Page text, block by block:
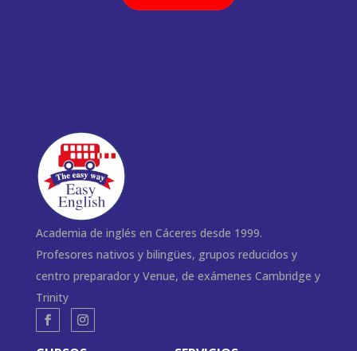
Academia de inglés en Cáceres desde 1999.
Profesores nativos y bilingües, grupos reducidos y
centro preparador y Venue, de exámenes Cambridge y
Trinity